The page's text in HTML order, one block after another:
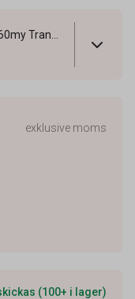
exklusive moms
(100+ i lager)